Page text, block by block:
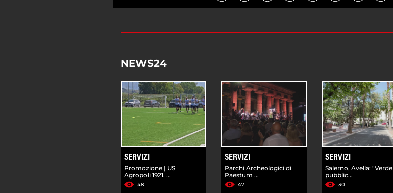
NEWS24
SERVIZI
Promozione | US
Agropoli 1921. ...
48
SERVIZI
Parchi Archeologici di
Paestum ...
47
SERVIZI
Salerno, Avella: "Verde
pubblic...
30